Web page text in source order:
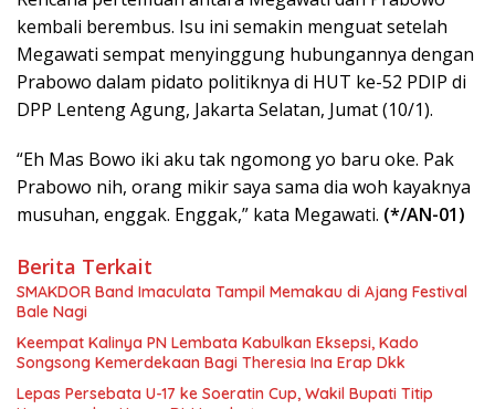
kembali berembus. Isu ini semakin menguat setelah
Megawati sempat menyinggung hubungannya dengan
Prabowo dalam pidato politiknya di HUT ke-52 PDIP di
DPP Lenteng Agung, Jakarta Selatan, Jumat (10/1).
“Eh Mas Bowo iki aku tak ngomong yo baru oke. Pak
Prabowo nih, orang mikir saya sama dia woh kayaknya
musuhan, enggak. Enggak,” kata Megawati. (*/AN-01)
Berita Terkait
SMAKDOR Band Imaculata Tampil Memakau di Ajang Festival
Bale Nagi
Keempat Kalinya PN Lembata Kabulkan Eksepsi, Kado
Songsong Kemerdekaan Bagi Theresia Ina Erap Dkk
Lepas Persebata U-17 ke Soeratin Cup, Wakil Bupati Titip